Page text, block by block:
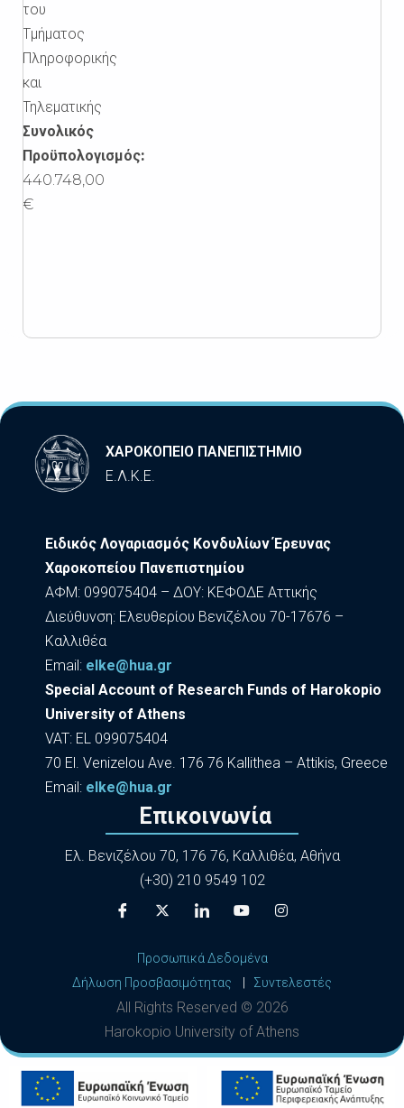
του
Τμήματος
Πληροφορικής
και
Τηλεματικής
Συνολικός
Προϋπολογισμός:
440.748,00
€
ΧΑΡΟΚΟΠΕΙΟ ΠΑΝΕΠΙΣΤΗΜΙΟ
Ε.Λ.Κ.Ε.
Ειδικός Λογαριασμός Κονδυλίων Έρευνας
Χαροκοπείου Πανεπιστημίου
ΑΦΜ: 099075404 – ΔΟΥ: ΚΕΦΟΔΕ Αττικής
Διεύθυνση: Ελευθερίου Βενιζέλου 70-17676 –
Καλλιθέα
Εmail: elke@hua.gr
Special Account of Research Funds of Harokopio
University of Athens
VAT: EL 099075404
70 El. Venizelou Ave. 176 76 Kallithea – Attikis, Greece
Εmail: elke@hua.gr
Επικοινωνία
Ελ. Βενιζέλου 70, 176 76, Καλλιθέα, Αθήνα
(+30) 210 9549 102
Προσωπικά Δεδομένα
Δήλωση Προσβασιμότητας
Συντελεστές
All Rights Reserved © 2026
Harokopio University of Athens